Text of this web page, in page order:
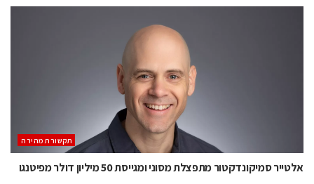
תקשורת מהירה
אלטייר סמיקונדקטור מתפצלת מסוני ומגייסת 50 מיליון דולר מפיטנגו